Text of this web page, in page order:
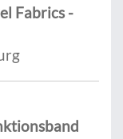
Fabrics -